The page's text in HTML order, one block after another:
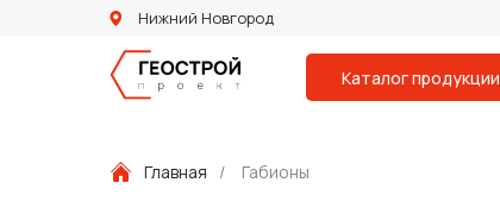
Нижний Новгород
Каталог продукции
Главная / Габионы